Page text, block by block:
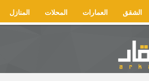
المنازل المحلات العمارات الشقق